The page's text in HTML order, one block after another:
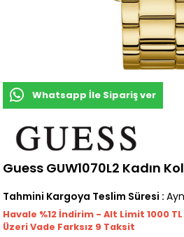
Whatsapp İle Sipariş ver
Guess GUW1070L2 Kadın
Tahmini Kargoya Teslim Süresi :
Havale %12 İndirim - Alt Limit 1000 TL
Üzeri Vade Farksız 9 Taksit